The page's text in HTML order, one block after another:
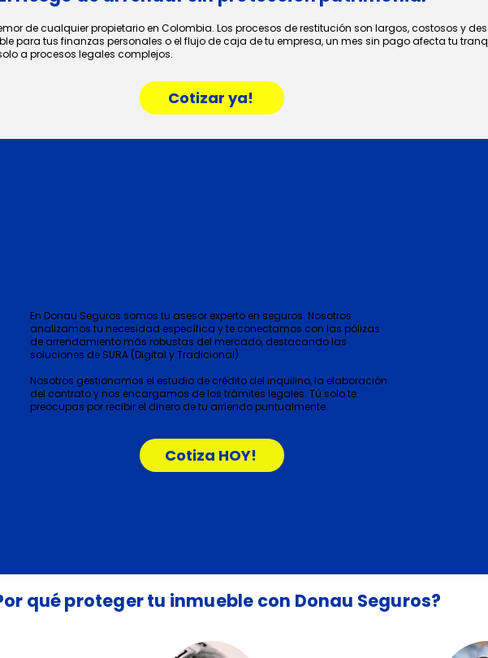
de cualquier propietario en Colombia. Los procesos de restitución son largos, costosos y
para tus finanzas personales o el flujo de caja de tu empresa, un mes sin pago afecta tu
a procesos legales complejos.
Cotizar ya!
En Donau Seguros somos tu asesor experto en seguros. Nosotros
analizamos tu necesidad específica y te conectamos con las pólizas
de arrendamiento más robustas del mercado, destacando las
soluciones de SURA (Digital y Tradicional).
Nosotros gestionamos el estudio de crédito del inquilino, la elaboración
del contrato y nos encargamos de los trámites legales. Tú solo te
preocupas por recibir el dinero de tu arriendo puntualmente.
Cotiza HOY!
qué proteger tu inmueble con Donau Seguros?